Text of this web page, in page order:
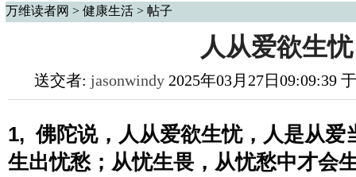
万维读者网 > 健康生活 > 帖子
人从爱欲生忧
送交者: jasonwindy2025年03月27日09:09:39
1,  佛陀说，人从爱欲生忧，人是从
生出忧愁；从忧生畏，从忧愁中才会